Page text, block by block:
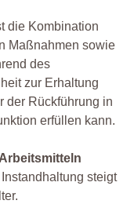
die Kombination
Maßnahmen sowie
des
zur Erhaltung
der Rückführung in
erfüllen kann.
steigt